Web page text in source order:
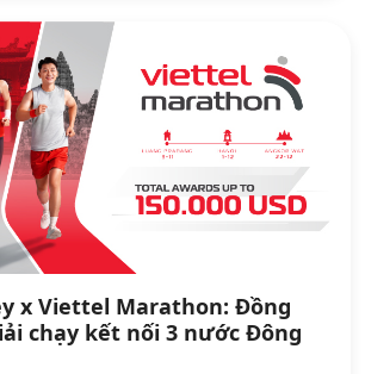
x Viettel Marathon: Đồng
chạy kết nối 3 nước Đông